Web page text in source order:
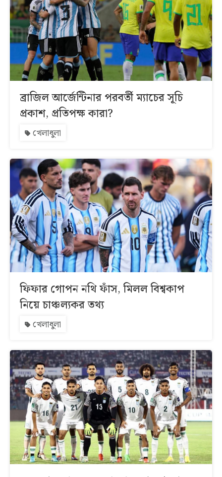
ব্রাজিল আর্জেন্টিনার পরবর্তী ম্যাচের সূচি
প্রকাশ, প্রতিপক্ষ কারা?
খেলাধুলা
ফিফার গোপন নথি ফাঁস, মিলল বিশ্বকাপ
নিয়ে চাঞ্চল্যকর তথ্য
খেলাধুলা